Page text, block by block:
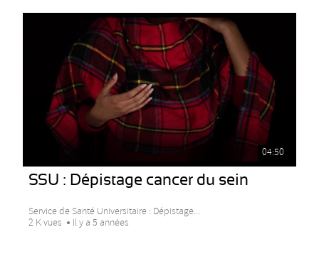
04:50
SSU : Dépistage cancer du sein
Service de Santé Universitaire : Dépistage...
2 K vues
Il y a 5 années